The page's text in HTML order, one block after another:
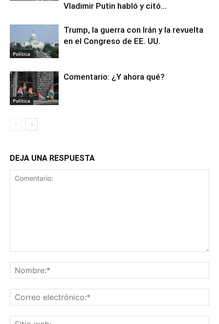
Vladimir Putin habló y citó...
Política
Trump, la guerra con Irán y la revuelta
en el Congreso de EE. UU.
Política
Comentario: ¿Y ahora qué?
DEJA UNA RESPUESTA